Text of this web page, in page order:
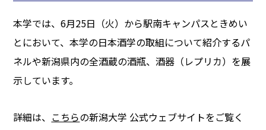
本学では、6月25日（火）から駅南キャンパスときめい
とにおいて、本学の日本酒学の取組について紹介するパ
ネルや新潟県内の全酒蔵の酒瓶、酒器（レプリカ）を展
示しています。
詳細は、 こちらの新潟大学 公式ウェブサイトをご覧く